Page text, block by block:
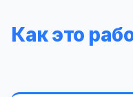
Как это